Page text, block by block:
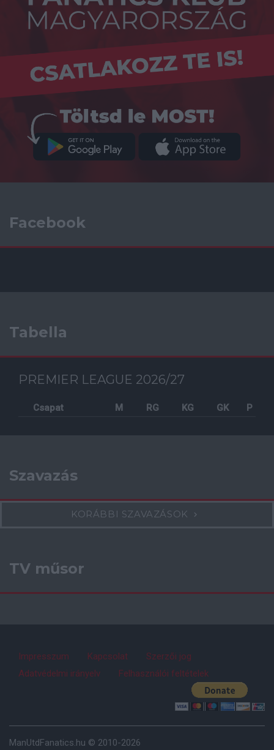
Facebook
Tabella
PREMIER LEAGUE 2026/27
Csapat M RG KG GK P
Szavazás
KORÁBBI SZAVAZÁSOK
TV műsor
Impresszum Kapcsolat
Szerzői jog
Adatvédelmi irányelv
Felhasználói feltételek
ManUtdFanatics.hu © 2010-2026